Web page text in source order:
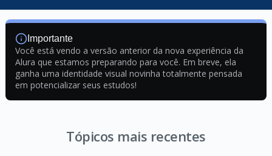
Importante
Você está vendo a versão anterior da nova experiência da
Alura que estamos preparando para você. Em breve, ela
ganha uma identidade visual novinha totalmente pensada
em potencializar seus estudos!
Tópicos mais recentes